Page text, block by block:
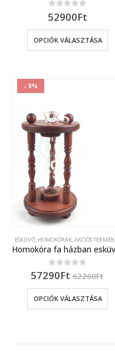
0out of 5
52900Ft
OPCIÓK VÁLASZTÁSA
↓ 8%
ESKÜVŐ, HOMOKÓRÁK,AKCIÓS
0out of 5
57290Ft 62260Ft
OPCIÓK VÁLASZTÁSA